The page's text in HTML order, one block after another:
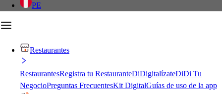
PE
Restaurantes
RestaurantesRegistra tu RestauranteDiDigitalízateDiDi Tu
NegocioPreguntas FrecuentesKit DigitalGuías de uso de la app